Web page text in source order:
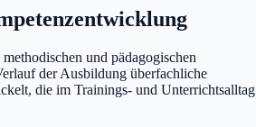
und pädagogischen
der Ausbildung überfachliche
die im Trainings- und Unterrichtsalltag